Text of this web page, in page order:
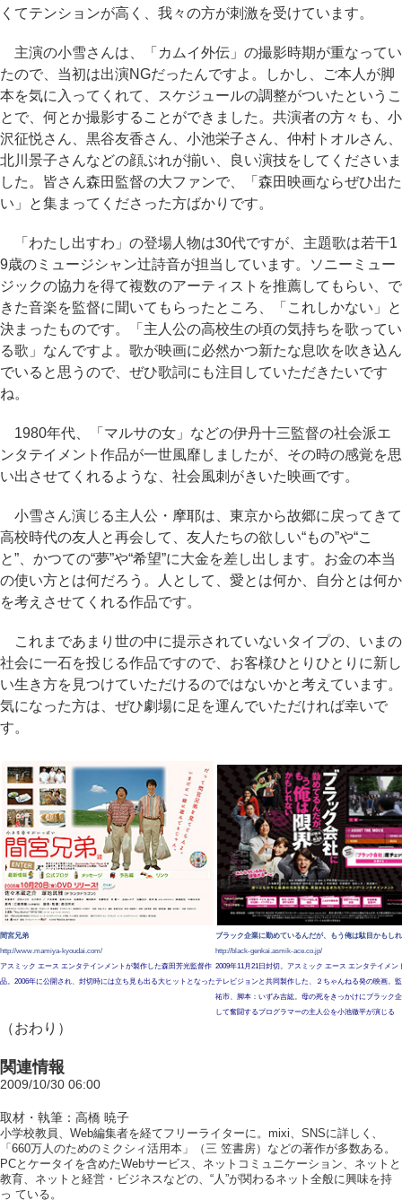
くてテンションが高く、我々の方が刺激を受けています。
主演の小雪さんは、「カムイ外伝」の撮影時期が重なってい
たので、当初は出演NGだったんですよ。しかし、ご本人が脚
本を気に入ってくれて、スケジュールの調整がついたというこ
とで、何とか撮影することができました。共演者の方々も、小
沢征悦さん、黒谷友香さん、小池栄子さん、仲村トオルさん、
北川景子さんなどの顔ぶれが揃い、良い演技をしてくださいま
した。皆さん森田監督の大ファンで、「森田映画ならぜひ出た
い」と集まってくださった方ばかりです。
「わたし出すわ」の登場人物は30代ですが、主題歌は若干1
9歳のミュージシャン辻詩音が担当しています。ソニーミュー
ジックの協力を得て複数のアーティストを推薦してもらい、で
きた音楽を監督に聞いてもらったところ、「これしかない」と
決まったものです。「主人公の高校生の頃の気持ちを歌ってい
る歌」なんですよ。歌が映画に必然かつ新たな息吹を吹き込ん
でいると思うので、ぜひ歌詞にも注目していただきたいです
ね。
1980年代、「マルサの女」などの伊丹十三監督の社会派エ
ンタテイメント作品が一世風靡しましたが、その時の感覚を思
い出させてくれるような、社会風刺がきいた映画です。
小雪さん演じる主人公・摩耶は、東京から故郷に戻ってきて
高校時代の友人と再会して、友人たちの欲しい“もの”や“こ
と”、かつての“夢”や“希望”に大金を差し出します。お金の本当
の使い方とは何だろう。人として、愛とは何か、自分とは何か
を考えさせてくれる作品です。
これまであまり世の中に提示されていないタイプの、いまの
社会に一石を投じる作品ですので、お客様ひとりひとりに新し
い生き方を見つけていただけるのではないかと考えています。
気になった方は、ぜひ劇場に足を運んでいただければ幸いで
す。
間宮兄弟
http://www.mamiya-kyoudai.com/
アスミック エース エンタテインメントが製作した森田芳光監督作
品。2006年に公開され、封切時には立ち見も出る大ヒットとなった
ブラック企業に勤めているんだが、もう俺は駄目かもし
http://black-genkai.asmik-ace.co.jp/
2009年11月21日封切。アスミック エース エンタテイメン
テレビジョンと共同製作した、２ちゃんねる発の映画。
祐市、脚本：いずみ吉紘。母の死をきっかけにブラック
して奮闘するプログラマーの主人公を小池徹平が演じる
（おわり）
関連情報
2009/10/30 06:00
取材・執筆：高橋 暁子
小学校教員、Web編集者を経てフリーライターに。mixi、SNSに詳しく、
「660万人のためのミクシィ活用本」（三 笠書房）などの著作が多数ある。
PCとケータイを含めたWebサービス、ネットコミュニケーション、ネットと
教育、ネットと経営・ビジネスなどの、“人”が関わるネット全般に興味を持
っ ている。